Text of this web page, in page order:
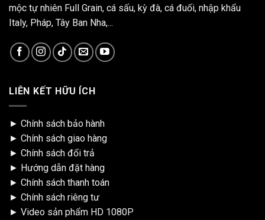
mộc tự nhiên Full Grain, cá sấu, kỳ đà, cá đuối, nhập khẩu
Italy, Pháp, Tây Ban Nha,...
LIÊN KẾT HỮU ÍCH
► Chính sách bảo hành
► Chính sách giao hàng
► Chính sách đổi trả
► Hướng dẫn đặt hàng
► Chính sách thanh toán
► Chính sách riêng tư
► Video sản phẩm HD 1080P